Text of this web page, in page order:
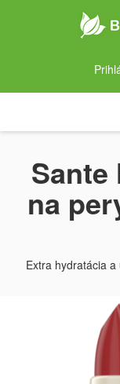
Sante
na
Extra hydratácia